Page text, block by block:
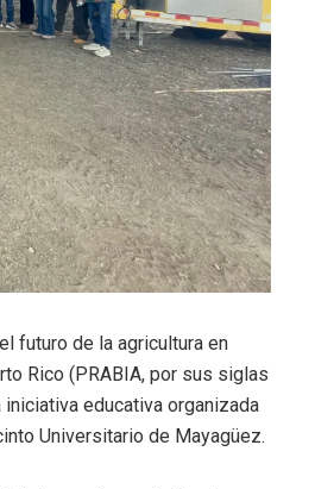
futuro de la agricultura en
Rico (PRABIA, por sus siglas
iniciativa educativa organizada
Universitario de Mayagüez.